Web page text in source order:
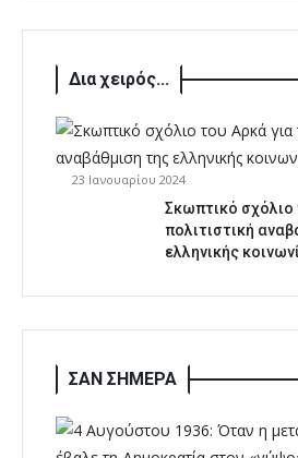
Δια χειρός...
23 Ιανουαρίου 2024
Σκωπτικό σχόλιο
πολιτιστική
ελληνικής
ΣΑΝ ΣΗΜΕΡΑ